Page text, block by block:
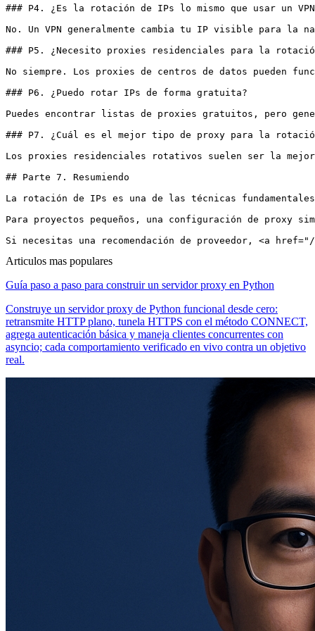
### P4. ¿Es la rotación de IPs lo mismo que usar un
No. Un VPN generalmente cambia tu IP visible para la
### P5. ¿Necesito proxies residenciales para la
No siempre. Los proxies de centros de datos pueden
### P6. ¿Puedo rotar IPs de forma gratuita?
Puedes encontrar listas de proxies gratuitos, pero
### P7. ¿Cuál es el mejor tipo de proxy para la
Los proxies residenciales rotativos suelen ser la mejor
## Parte 7. Resumiendo
La rotación de IPs es una de las técnicas
Para proyectos pequeños, una configuración de
Articulos mas populares
Guía paso a paso para construir un servidor proxy en Python
Construye un servidor proxy de Python funcional desde cero:
retransmite HTTP plano, tunela HTTPS con el método CONNECT,
agrega autenticación básica y maneja clientes concurrentes con
asyncio; cada comportamiento verificado en vivo contra un objetivo
real.